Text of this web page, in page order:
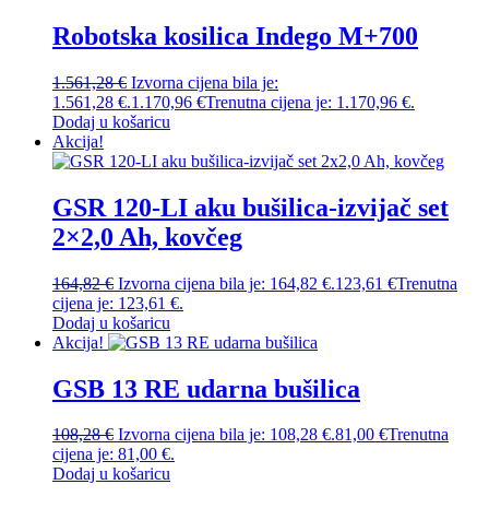
Robotska kosilica Indego M+700
1.561,28€ Izvorna cijena bila je:
1.561,28 €.1.170,96 €Trenutna cijena je: 1.170,96 €.
Dodaj u košaricu
Akcija!
GSR 120-LI aku bušilica-izvijač set
2×2,0 Ah, kovčeg
164,82€ Izvorna cijena bila je: 164,82 €.123,61 €Trenutna
cijena je: 123,61 €.
Dodaj u košaricu
Akcija!
GSB 13 RE udarna bušilica
108,28€ Izvorna cijena bila je: 108,28 €.81,00 €Trenutna
cijena je: 81,00 €.
Dodaj u košaricu